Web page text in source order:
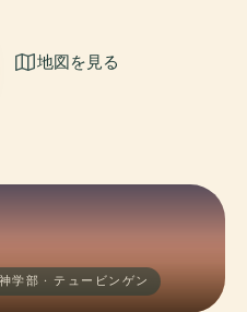
地図を見る
学部 · テュービンゲン